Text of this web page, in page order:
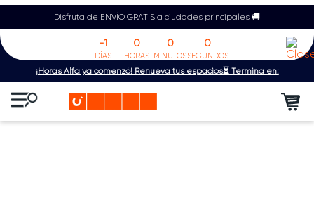
Disfruta de ENVÍO GRATIS a ciudades principales 🚚
¡Horas Alfa ya comenzó! Renueva tus espacios⏳ Termina en:
-1
DÍAS
0
HORAS
0
MINUTOS
0
SEGUNDOS